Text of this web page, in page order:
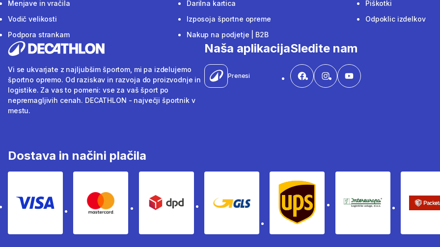
Menjave in vračila
Vodič velikosti
Podpora strankam
Darilna kartica
Izposoja športne opreme
Nakup na podjetje | B2B
Piškotki
Odpoklic izdelkov
Vi se ukvarjate z najljubšim športom, mi pa izdelujemo
športno opremo. Od raziskav in razvoja do proizvodnje in
logistike. Za vas to pomeni: vse za vaš šport po
nepremagljivih cenah. DECATHLON - največji športnik v
mestu.
Naša aplikacija
Prenesi
Sledite nam
Dostava in načini plačila
Visa Mastercard Dpd Gls Ups Intereuropa